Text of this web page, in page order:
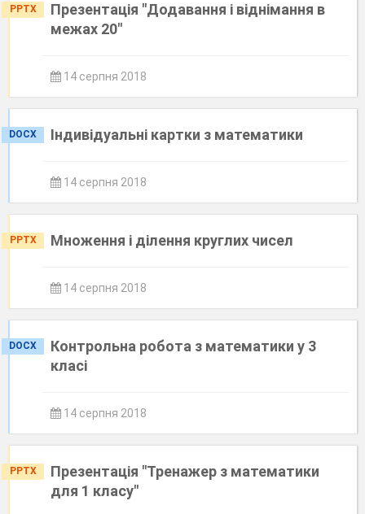
PPTX
Презентація "Додавання і віднімання в
межах 20"
14 серпня 2018
DOCX Індивідуальні картки з математики
14 серпня 2018
PPTX Множення і ділення круглих чисел
14 серпня 2018
DOCX
Контрольна робота з математики у 3
класі
14 серпня 2018
PPTX
Презентація "Тренажер з математики
для 1 класу"